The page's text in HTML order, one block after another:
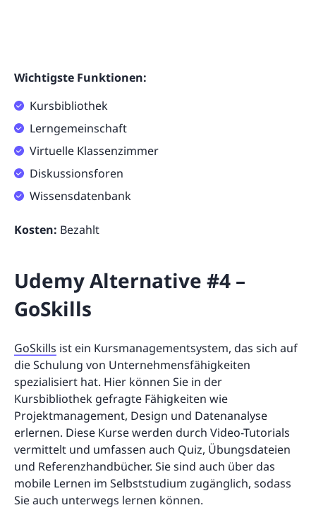
Wichtigste Funktionen:
Kursbibliothek
Lerngemeinschaft
Virtuelle Klassenzimmer
Diskussionsforen
Wissensdatenbank
Kosten: Bezahlt
Udemy Alternative #4 –
GoSkills
GoSkills ist ein Kursmanagementsystem, das sich auf
die Schulung von Unternehmensfähigkeiten
spezialisiert hat. Hier können Sie in der
Kursbibliothek gefragte Fähigkeiten wie
Projektmanagement, Design und Datenanalyse
erlernen. Diese Kurse werden durch Video-Tutorials
vermittelt und umfassen auch Quiz, Übungsdateien
und Referenzhandbücher. Sie sind auch über das
mobile Lernen im Selbststudium zugänglich, sodass
Sie auch unterwegs lernen können.